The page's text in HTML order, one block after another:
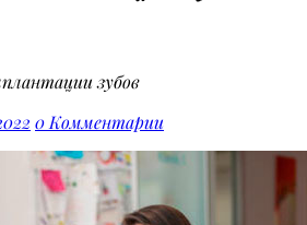
зубов
0 Комментарии